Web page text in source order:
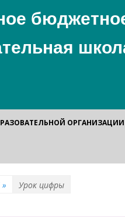
ОРГАНИЗАЦИИ
» Урок цифры